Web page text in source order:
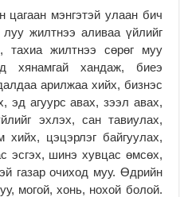
мэнгэтэй улаан бич
жилтнээ аливаа үйлийг
тахиа жилтнээ сөрөг муу
хянамгай хандаж, биеэ
арилжаа хийх, бизнэс
эд агуурс авах, зээл авах,
эхлэх, сан тавиулах,
хийх, цэцэрлэг байгуулах,
эсгэх, шинэ хувцас өмсөх,
газар очиход муу. Өдрийн
могой, хонь, нохой болой.